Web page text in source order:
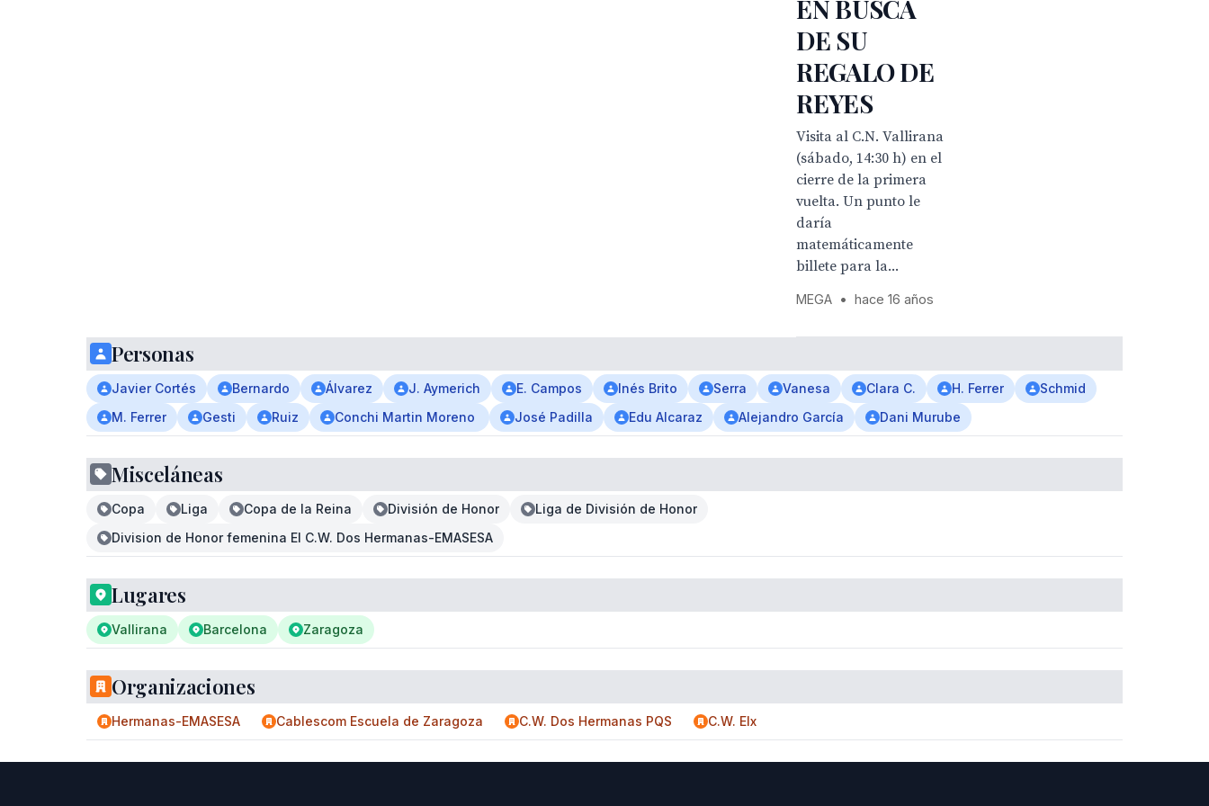
EN BUSCA
DE SU
REGALO DE
REYES
Visita al C.N. Vallirana
(sábado, 14:30 h) en el
cierre de la primera
vuelta. Un punto le
daría
matemáticamente
billete para la...
MEGA • hace 16 años
Personas
Javier Cortés Bernardo Álvarez J. Aymerich E. Campos Inés Brito Serra Vanesa Clara C. H. Ferrer
Schmid
M. Ferrer
Gesti Ruiz Conchi Martin Moreno José Padilla Edu Alcaraz Alejandro García Dani Murube
Misceláneas
Copa Liga Copa de la Reina División de Honor
Liga de División de Honor
Division de Honor femenina El C.W. Dos Hermanas-EMASESA
Lugares
Vallirana Barcelona Zaragoza
Organizaciones
Hermanas-EMASESA Cablescom Escuela de Zaragoza C.W. Dos Hermanas PQS C.W. Elx